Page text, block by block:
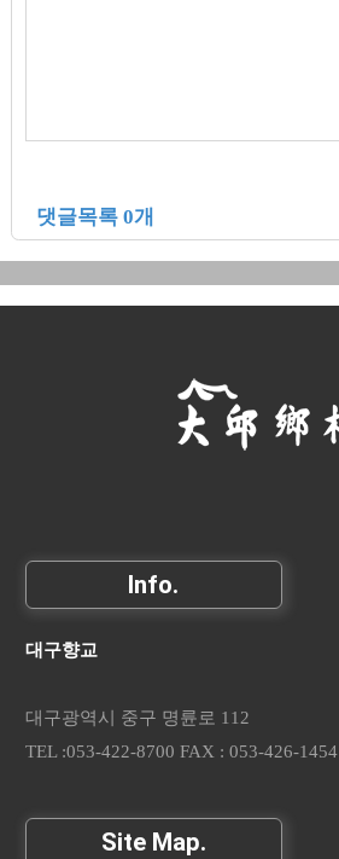
댓글목록 0개
Info.
대구향교
대구광역시 중구 명륜로 112
TEL :053-422-8700 FAX : 053-426-1454
Site Map.